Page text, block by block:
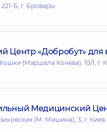
Б, г. Бровары
Центр «Добробут» для
(Маршала Конева), 10/1, г.
Медицинский
(М. Мишина), 3, г. Киев